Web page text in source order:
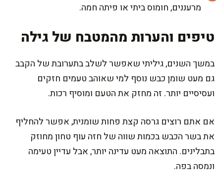
מרעננים, חומוס ביתי או פיתה חמה.
טיפים והערות מהמטבח של גילה
במשך השנים, גיליתי שאפשר לשלב בתערובת של הקבב
גם מעט שומן כבש נוסף למי שאוהב טעמים חזקים
ועסיסיים יותר. זה מחזק את הטעם ומוסיף רכות.
אם אתם רוצים גרסה קצת פחות שומנית, אפשר להחליף
את בשר הכבש בכמות שווה של חזה עוף טחון מחוזק
בתבלינים. התוצאה מעט עדינה יותר, אבל עדיין טעימה
ונמסה בפה.